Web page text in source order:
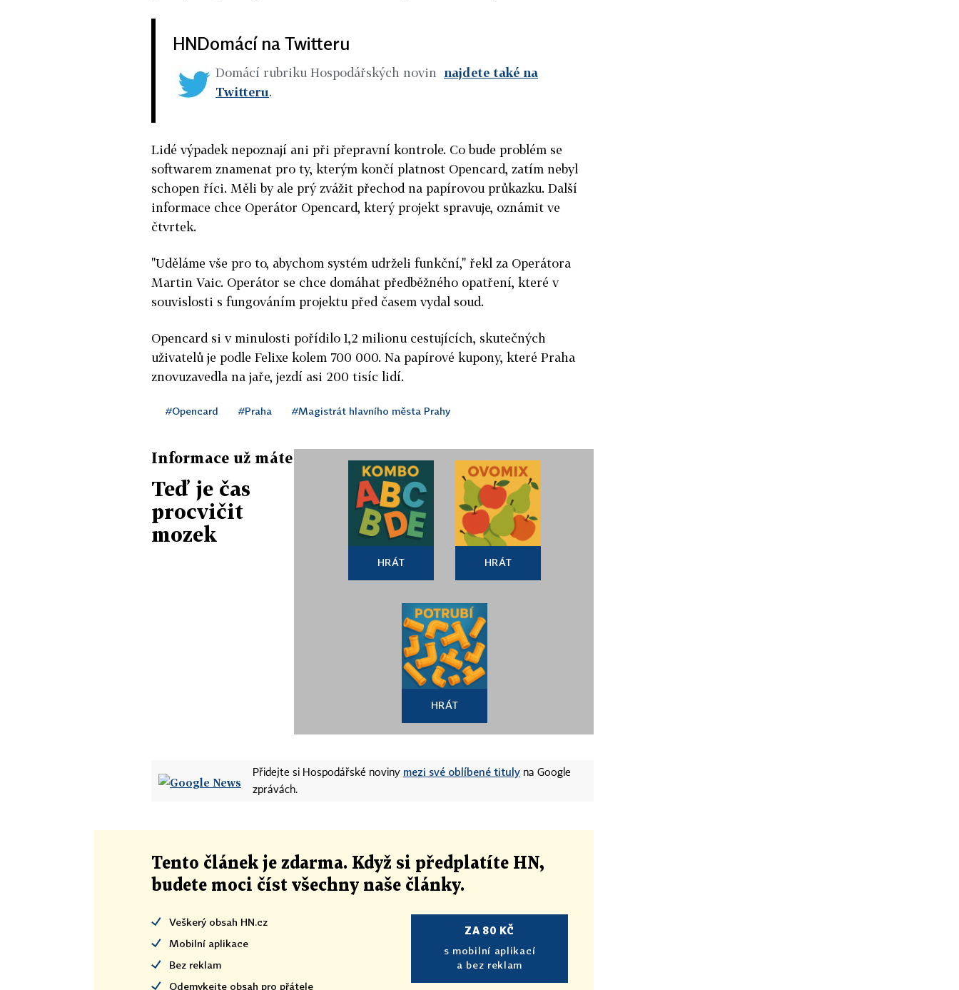
HNDomácí na Twitteru
Domácí rubriku Hospodářských novin najdete také na
Twitteru.
Lidé výpadek nepoznají ani při přepravní kontrole. Co bude problém se
softwarem znamenat pro ty, kterým končí platnost Opencard, zatím nebyl
schopen říci. Měli by ale prý zvážit přechod na papírovou průkazku. Další
informace chce Operátor Opencard, který projekt spravuje, oznámit ve
čtvrtek.
"Uděláme vše pro to, abychom systém udrželi funkční," řekl za Operátora
Martin Vaic. Operátor se chce domáhat předběžného opatření, které v
souvislosti s fungováním projektu před časem vydal soud.
Opencard si v minulosti pořídilo 1,2 milionu cestujících, skutečných
uživatelů je podle Felixe kolem 700 000. Na papírové kupony, které Praha
znovuzavedla na jaře, jezdí asi 200 tisíc lidí.
#Opencard #Praha #Magistrát hlavního města Prahy
Informace už máte
Teď je čas
procvičit
mozek
HRÁT HRÁT
HRÁT
Přidejte si Hospodářské noviny mezi své oblíbené tituly na Google
zprávách.
Tento článek je zdarma. Když si předplatíte HN,
budete moci číst všechny naše články.
Veškerý obsah HN.cz
Mobilní aplikace
Bez reklam
Odemykejte obsah pro přátele
ZA 80 KČ
s mobilní aplikací
a bez reklam